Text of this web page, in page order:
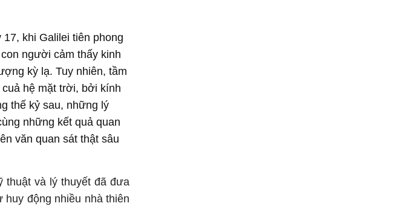
khi Galilei tiên phong
người cảm thấy kinh
kỳ lạ. Tuy nhiên, tầm
hệ mặt trời, bởi kính
thế kỷ sau, những lý
những kết quả quan
văn quan sát thật sâu
thuật và lý thuyết đã đưa
động nhiều nhà thiên